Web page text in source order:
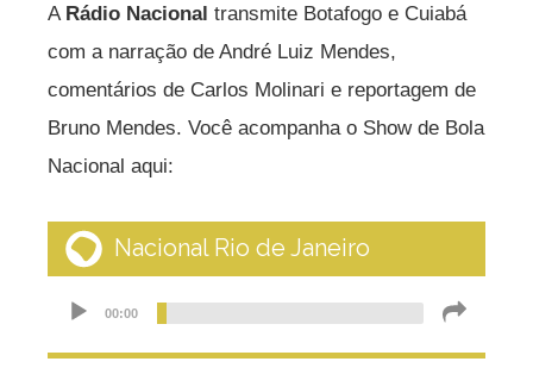
A Rádio Nacional transmite Botafogo e Cuiabá
com a narração de André Luiz Mendes,
comentários de Carlos Molinari e reportagem de
Bruno Mendes. Você acompanha o Show de Bola
Nacional aqui: